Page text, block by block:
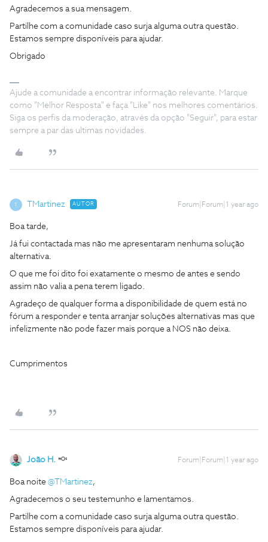
Agradecemos a sua mensagem.
Partilhe com a comunidade caso surja alguma outra questão.
Estamos sempre disponíveis para ajudar.
Obrigado
Ajude a comunidade a encontrar informação relevante. Marque
como "Melhor Resposta" e faça "Like" nos melhores comentários.
Siga os perfis da moderação, através da opção "Seguir", para estar
sempre a par das ultimas novidades.
T TMartinez AUTOR Forum|Forum|1 year ago
Boa tarde,
Já fui contactada mas não me apresentaram nenhuma solução
alternativa.
O que me foi dito foi exatamente o mesmo de antes e sendo
assim não valia a pena terem ligado.
Agradeço de qualquer forma a disponibilidade de quem está no
fórum a responder e tenta arranjar soluções alternativas mas que
infelizmente não pode fazer mais porque a NOS não deixa.
Cumprimentos
João H. Forum|Forum|1 year ago
Boa noite ​ @TMartinez,
Agradecemos o seu testemunho e lamentamos.
Partilhe com a comunidade caso surja alguma outra questão.
Estamos sempre disponíveis para ajudar.